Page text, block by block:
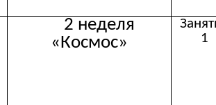
2 неделя
«Космос»
1